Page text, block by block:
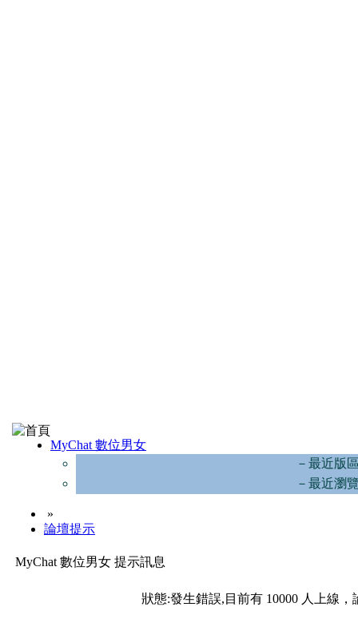
MyChat 數位男女
－最近版
－最近瀏
»
論壇提示
MyChat 數位男女 提示訊息
狀態:發生錯誤,目前有 10000 人上線